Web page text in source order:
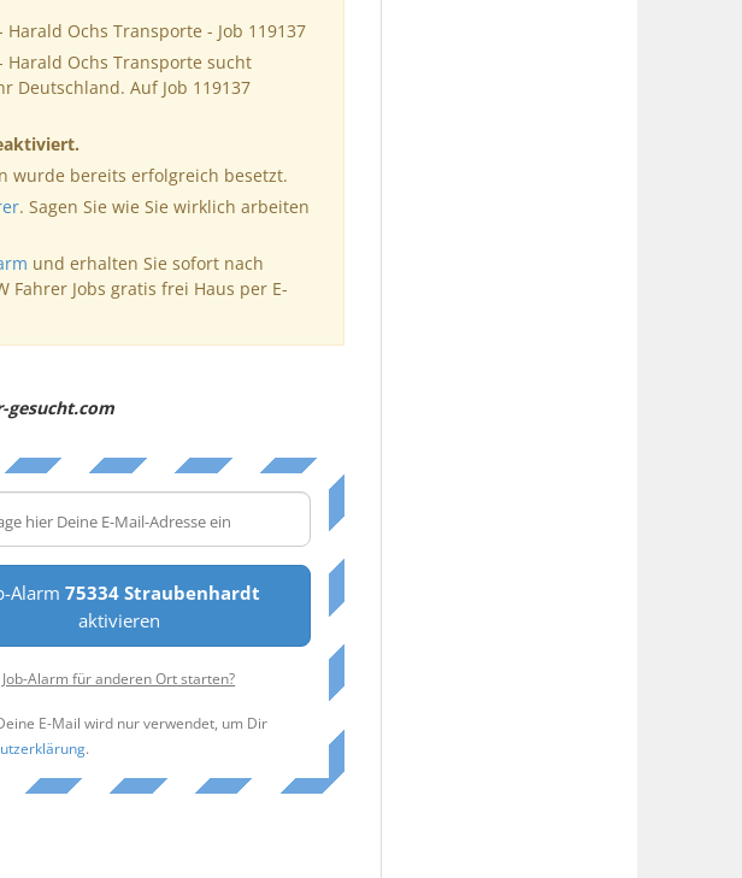
Ochs Transporte - Job 119137
Ochs Transporte sucht
Deutschland. Auf Job 119137
wurde bereits erfolgreich besetzt.
. Sagen Sie wie Sie wirklich arbeiten
und erhalten Sie sofort nach
Fahrer Jobs gratis frei Haus per E-
gesucht.com
Alarm 75334 Straubenhardt
aktivieren
Job-Alarm für anderen Ort starten?
E-Mail wird nur verwendet, um Dir
.